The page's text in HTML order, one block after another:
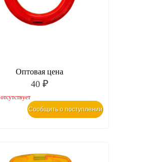
Оптовая цена
40 ₽
отсутствует
Сообщить о поступлении